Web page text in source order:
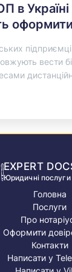
в Україні
вести
EXPERT
Юридичні
Головна
Послуги
Про
Оформити
Контакти
Написати у